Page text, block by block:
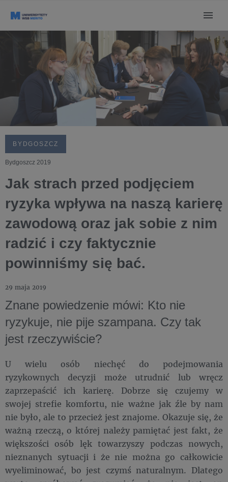
BYDGOSZCZ
Bydgoszcz 2019
Jak strach przed podjęciem
ryzyka wpływa na naszą karierę
zawodową oraz jak sobie z nim
radzić i czy faktycznie
powinniśmy się bać.
29 maja 2019
Znane powiedzenie mówi: Kto nie
ryzykuje, nie pije szampana. Czy tak
jest rzeczywiście?
U wielu osób niechęć do podejmowania
ryzykownych decyzji może utrudnić lub wręcz
zaprzepaścić ich karierę. Dobrze się czujemy w
swojej strefie komfortu, nie ważne jak źle by nam
nie było, ale to przecież jest znajome. Okazuje się, że
ważną rzeczą, o której należy pamiętać jest fakt, że
większości osób lęk towarzyszy podczas nowych,
nieznanych sytuacji i że nie można go całkowicie
wyeliminować, bo jest czymś naturalnym. Dlatego